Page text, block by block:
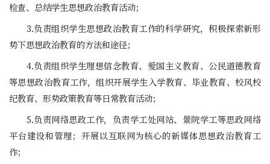
检查、总结学生思想政治教育活动；
3.负责组织学生思想政治教育工作的科学研究，积极探索新形
势下思想政治教育的方法和途径；
4.负责组织学生理想信念教育、爱国主义教育、公民道德教育
等思想政治教育工作，组织开展学生入学教育、毕业教育、校风校
纪教育、形势政策教育等日常教育活动；
5.负责网络思政工作，负责学工处网站、景院学工等思政网络
平台建设和管理；开展以互联网为核心的新媒体思想政治教育工
作；